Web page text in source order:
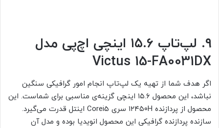
۹. لپ‌تاپ ۱۵.۶ اینچی اچ‌پی مدل
Victus 15-FA0031DX
اگر هدف شما از تهیه یک لپ‌تاپ انجام امور گرافیکی سنگین
نباشد، این محصول ۱۵.۶ اینچی گزینه‌ی مناسبی برای شماست. این
محصول از پردازنده ۱۲۴۵۰H سری Corei5 اینتل قدرت می‌گیرد.
سازنده پردازنده گرافیکی این محصول انویدیا بوده و مدل آن